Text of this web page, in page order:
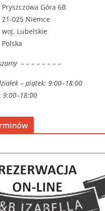
Pryszczowa Góra 6B
21-025 Niemce
woj. Lubelskie
Polska
– – – – – – – –
– piątek: 9:00–18:00
9:00–18:00